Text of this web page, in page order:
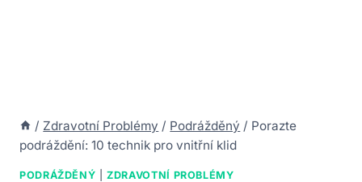
/ Zdravotní Problémy / Podrážděný / Porazte
podráždění: 10 technik pro vnitřní klid
PODRÁŽDĚNÝ |ZDRAVOTNÍ PROBLÉMY